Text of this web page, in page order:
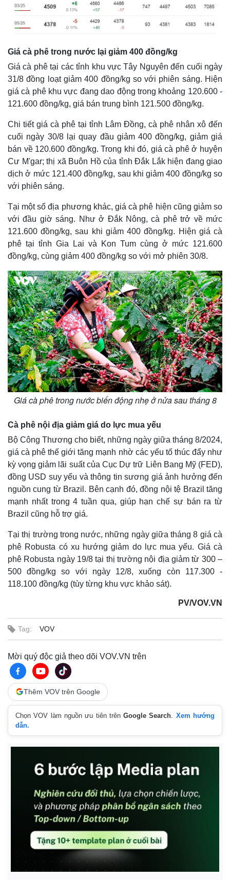
Giá cà phê
Giá cà phê trong nước lại giảm 400 đồng/kg
Giá cà phê tại các tỉnh khu vực Tây Nguyên đến cuối ngày
31/8 đồng loạt giảm 400 đồng/kg so với phiên sáng. Hiện
giá cà phê khu vực đang dao động trong khoảng 120.600 -
121.600 đồng/kg, giá bán trung bình 121.500 đồng/kg.
Chi tiết giá cà phê tại tỉnh Lâm Đồng, cà phê nhân xô đến
cuối ngày 30/8 lại quay đầu giảm 400 đồng/kg, giảm giá
bán về 120.600 đồng/kg. Trong khi đó, giá cà phê ở huyện
Cư M'gar; thị xã Buôn Hồ của tỉnh Đắk Lắk hiện đang giao
dịch ở mức 121.400 đồng/kg, sau khi giảm 400 đồng/kg so
với phiên sáng.
Tại một số địa phương khác, giá cà phê hiện cũng giảm so
với đầu giờ sáng. Như ở Đắk Nông, cà phê trở về mức
121.600 đồng/kg, sau khi giảm 400 đồng/kg. Hiện giá cà
phê tại tỉnh Gia Lai và Kon Tum cùng ở mức 121.600
đồng/kg, cùng giảm 400 đồng/kg so với mở phiên 30/8.
Giá cà phê trong nước biến động nhẹ ở nửa sau tháng 8
Cà phê nội địa giảm giá do lực mua yếu
Bộ Công Thương cho biết, những ngày giữa tháng 8/2024,
giá cà phê thế giới tăng mạnh nhờ các yếu tố thúc đẩy như
kỳ vọng giảm lãi suất của Cục Dự trữ Liên Bang Mỹ (FED),
đồng USD suy yếu và thông tin sương giá ảnh hưởng đến
nguồn cung từ Brazil. Bên cạnh đó, đồng nội tệ Brazil tăng
mạnh nhất trong 4 tuần qua, giúp hạn chế sự bán ra từ
Brazil cũng hỗ trợ giá.
Tại thị trường trong nước, những ngày giữa tháng 8 giá cà
phê Robusta có xu hướng giảm do lực mua yếu. Giá cà
phê Robusta ngày 19/8 tại thị trường nội địa giảm từ 300 –
500 đồng/kg so với ngày 12/8, xuống còn 117.300 -
118.100 đồng/kg (tùy từng khu vực khảo sát).
PV/VOV.VN
Tag: VOV
Mời quý độc giả theo dõi VOV.VN trên
Thêm VOV trên Google
Chọn VOV làm nguồn ưu tiên trênGoogle Search
Xem hướng
dẫn.